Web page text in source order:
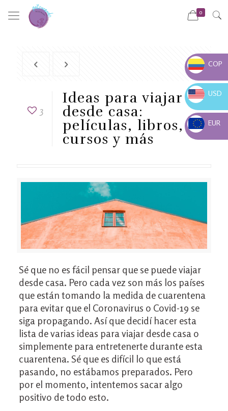
0
3
Ideas para viajar
desde casa:
películas, libros,
cursos y más
Sé que no es fácil pensar que se puede viajar
desde casa. Pero cada vez son más los países
que están tomando la medida de cuarentena
para evitar que el Coronavirus o Covid-19 se
siga propagando. Así que decidí hacer esta
lista de varias ideas para viajar desde casa o
simplemente para entretenerte durante esta
cuarentena. Sé que es difícil lo que está
pasando, no estábamos preparados. Pero
por el momento, intentemos sacar algo
positivo de todo esto.
COP $
COP
USD $
USD
EUR €
EUR